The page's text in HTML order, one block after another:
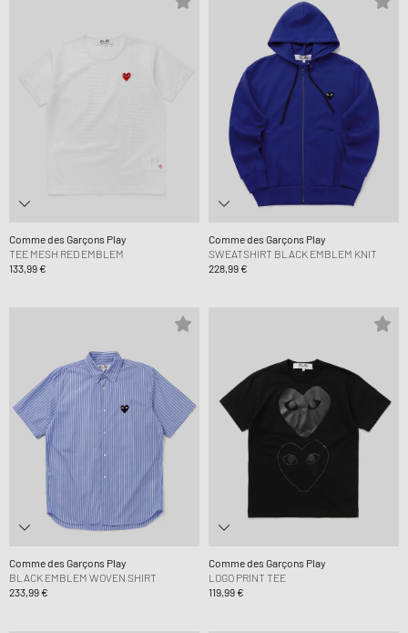
Comme des Garçons Play
TEE MESH RED EMBLEM
133,99 €
Comme des Garçons Play
SWEATSHIRT BLACK EMBLEM KNIT
228,99 €
Comme des Garçons Play
BLACK EMBLEM WOVEN SHIRT
233,99 €
Comme des Garçons Play
LOGO PRINT TEE
119,99 €